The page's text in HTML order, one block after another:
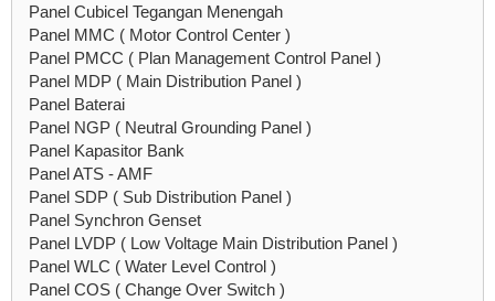
Panel Cubicel Tegangan Menengah
Panel MMC ( Motor Control Center )
Panel PMCC ( Plan Management Control Panel )
Panel MDP ( Main Distribution Panel )
Panel Baterai
Panel NGP ( Neutral Grounding Panel )
Panel Kapasitor Bank
Panel ATS - AMF
Panel SDP ( Sub Distribution Panel )
Panel Synchron Genset
Panel LVDP ( Low Voltage Main Distribution Panel )
Panel WLC ( Water Level Control )
Panel COS ( Change Over Switch )